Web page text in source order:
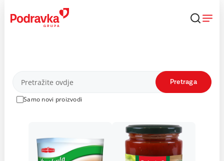
content
Proizvodi
Samo novi proizvodi
Pretraga